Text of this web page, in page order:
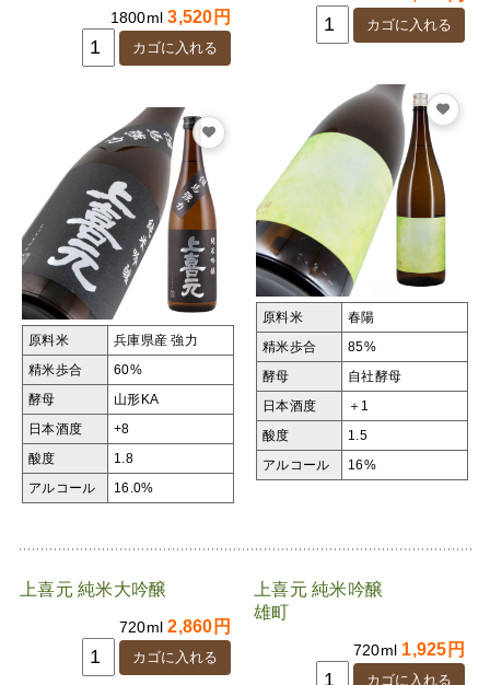
1800ml3,520円
原料米 兵庫県産 強力
精米歩合 60%
酵母 山形KA
日本酒度 +8
酸度 1.8
アルコール 16.0%
原料米 春陽
精米歩合 85%
酵母 自社酵母
日本酒度 ＋1
酸度 1.5
アルコール 16%
上喜元 純米大吟醸
720ml2,860円
上喜元 純米吟醸
雄町
720ml 1,925円